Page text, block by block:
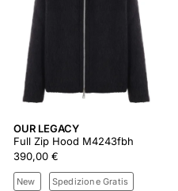
OUR LEGACY
Full Zip Hood M4243fbh
390,00 €
New Spedizione Gratis